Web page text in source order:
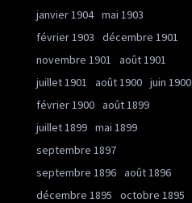
janvier 1904 mai 1903
février 1903
décembre 1901
novembre 1901
août 1901
juillet 1901
août 1900 juin 1900
février 1900 août 1899
juillet 1899 mai 1899
septembre 1897
septembre 1896 août 1896
décembre 1895
octobre 1895